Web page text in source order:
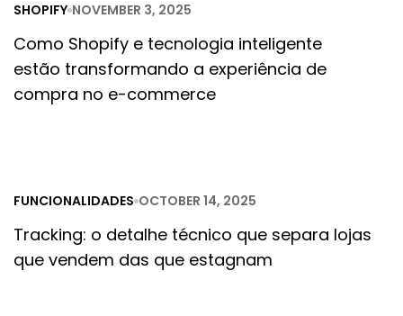
SHOPIFY NOVEMBER 3, 2025
Como Shopify e tecnologia inteligente
estão transformando a experiência de
compra no e-commerce
FUNCIONALIDADES OCTOBER 14, 2025
Tracking: o detalhe técnico que separa lojas
que vendem das que estagnam